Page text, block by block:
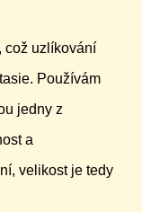
což uzlíkování
Používám
jedny z
a
velikost je tedy